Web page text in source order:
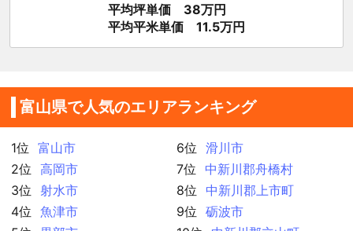
平均坪単価 38万円
平均平米単価 11.5万円
富山県で人気のエリアランキング
1位
富山市
2位
高岡市
3位
射水市
4位
魚津市
6位
滑川市
7位
中新川郡舟橋村
8位
中新川郡上市町
9位
砺波市